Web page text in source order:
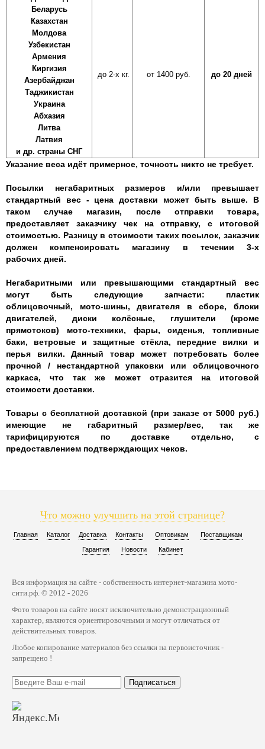
Беларусь
Казахстан
Молдова
Узбекистан
Армения
Киргизия
Азербайджан
Таджикистан
Украина
Абхазия
Литва
Латвия
и др. страны СНГ
до 2-х кг. от 1400 руб. до 20 дней
Указание веса идёт примерное, точность никто не требует.
Посылки негабаритных размеров и/или превышает
стандартный вес - цена доставки может быть выше. В
таком случае магазин, после отправки товара,
предоставляет заказчику чек на отправку, с итоговой
стоимостью. Разницу в стоимости таких посылок, заказчик
должен компенсировать магазину в течении 3-х
рабочих дней.
Негабаритными или превышающими стандартный вес
могут быть следующие запчасти: пластик
облицовочный, мото-шины, двигателя в сборе, блоки
двигателей, диски колёсные, глушители (кроме
прямотоков) мото-техники, фары, сиденья, топливные
баки, ветровые и защитные стёкла, передние вилки и
перья вилки. Данный товар может потребовать более
прочной / нестандартной упаковки или облицовочного
каркаса, что так же может отразится на итоговой
стоимости доставки.
Товары с бесплатной доставкой (при заказе от 5000 руб.)
имеющие не габаритный размер/вес, так же
тарифицируются по доставке отдельно, с
предоставлением подтверждающих чеков.
Что можно улучшить на этой странице?
Главная Каталог Доставка Контакты Оптовикам Поставщикам
Гарантия Новости Кабинет
Вся информация на сайте - собственность интернет-магазина мото-
сити.рф. © 2012 - 2026
Фото товаров на сайте носят исключительно демонстрационный
характер, являются ориентировочными и могут отличаться от
действительных товаров.
Любое копирование материалов без ссылки на первоисточник -
запрещено !